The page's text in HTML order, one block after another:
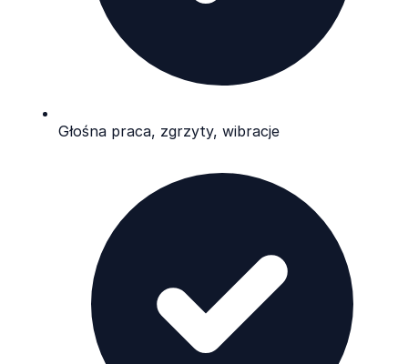
Głośna praca, zgrzyty, wibracje